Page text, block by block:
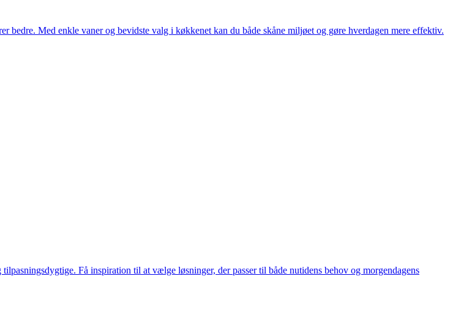
Med enkle vaner og bevidste valg i køkkenet kan du både skåne miljøet og gøre hverdagen mere effektiv.
Få inspiration til at vælge løsninger, der passer til både nutidens behov og morgendagens